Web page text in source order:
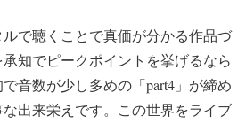
で聴くことで真価が分かる作品づ
知でピークポイントを挙げるなら
音数が少し多めの「part4」が締め
出来栄えです。この世界をライブ